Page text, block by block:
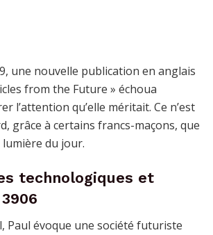
une nouvelle publication en anglais
from the Future » échoua
l’attention qu’elle méritait. Ce n’est
grâce à certains francs-maçons, que
du jour.
technologiques et
Paul évoque une société futuriste